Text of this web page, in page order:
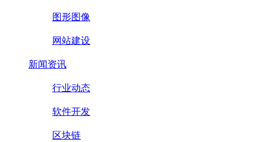
图形图像
网站建设
新闻资讯
行业动态
软件开发
区块链